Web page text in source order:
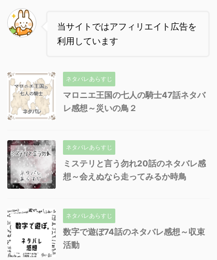
当サイトではアフィリエイト広告を
利用しています
ネタバレあらすじ
マロニエ王国の七人の騎士47話ネタバ
レ感想～災いの鳥２
ネタバレあらすじ
ミステリと言う勿れ20話のネタバレ感
想～会えぬなら走ってみるか時鳥
ネタバレあらすじ
数字で遊ぼ74話のネタバレ感想～収束
活動